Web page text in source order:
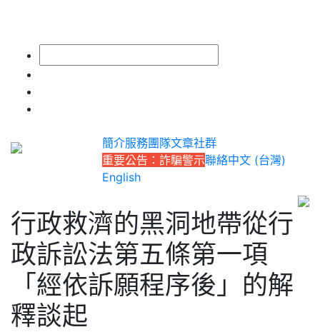
簡介服務團隊文章社群
重要公告：詐騙警示聯絡中文 (台灣)
English
行政救濟的黑洞地帶從行
政訴訟法第五條第一項
「經依訴願程序後」的解
釋談起